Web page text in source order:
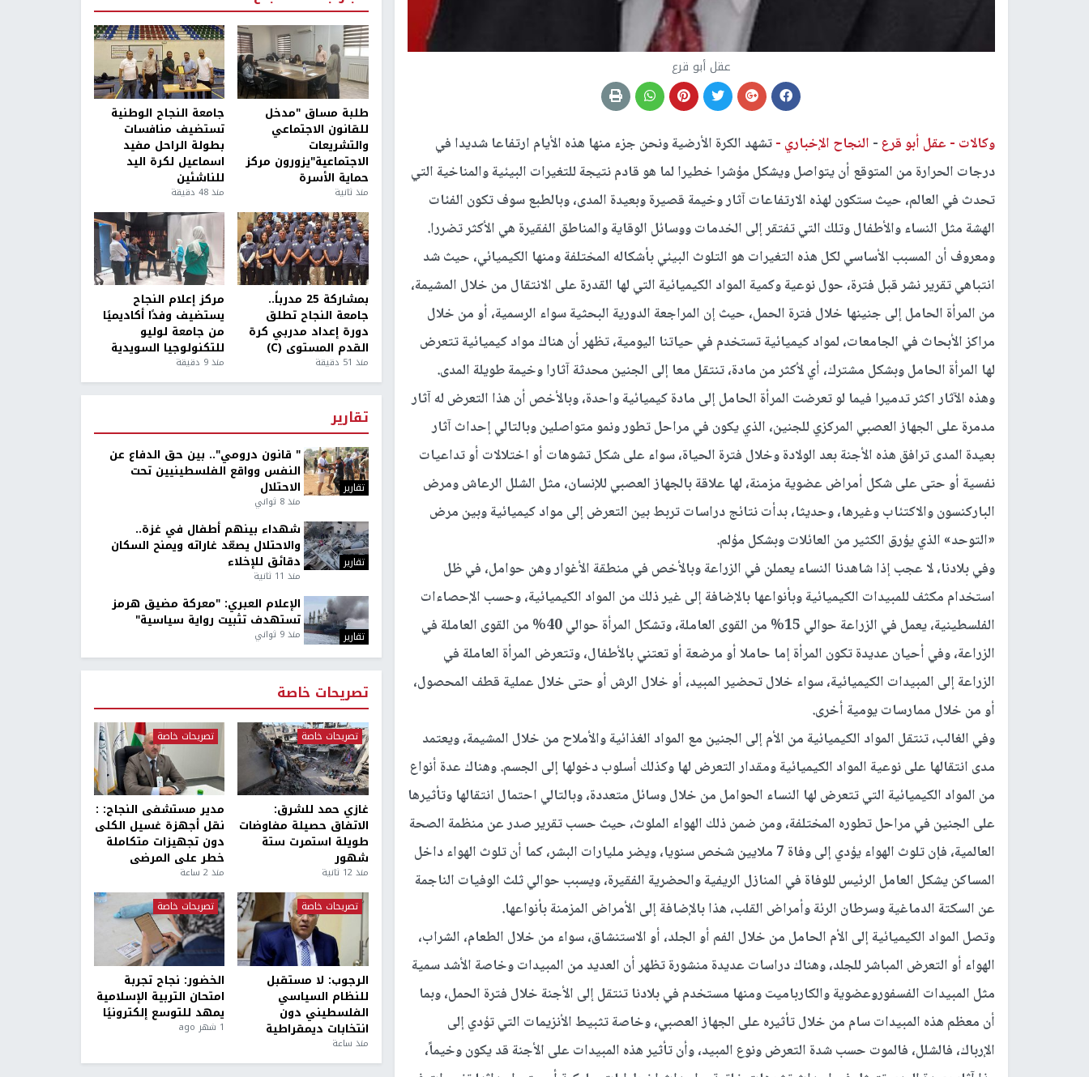
عقل أبو قرع
وكالات - عقل أبو قرع - النجاح الإخباري -تشهد الكرة الأرضية ونحن جزء منها هذه الأيام ارتفاعا شديدا في
درجات الحرارة من المتوقع أن يتواصل ويشكل مؤشرا خطيرا لما هو قادم نتيجة للتغيرات البيئية والمناخية التي
تحدث في العالم، حيث ستكون لهذه الارتفاعات آثار وخيمة قصيرة وبعيدة المدى، وبالطبع سوف تكون الفئات
الهشة مثل النساء والأطفال وتلك التي تفتقر إلى الخدمات ووسائل الوقاية والمناطق الفقيرة هي الأكثر تضررا.
ومعروف أن المسبب الأساسي لكل هذه التغيرات هو التلوث البيئي بأشكاله المختلفة ومنها الكيميائي، حيث شد
انتباهي تقرير نشر قبل فترة، حول نوعية وكمية المواد الكيميائية التي لها القدرة على الانتقال من خلال المشيمة،
من المرأة الحامل إلى جنينها خلال فترة الحمل، حيث إن المراجعة الدورية البحثية سواء الرسمية، أو من خلال
مراكز الأبحاث في الجامعات، لمواد كيميائية تستخدم في حياتنا اليومية، تظهر أن هناك مواد كيميائية تتعرض
لها المرأة الحامل وبشكل مشترك، أي لأكثر من مادة، تنتقل معا إلى الجنين محدثة آثارا وخيمة طويلة المدى.
وهذه الآثار اكثر تدميرا فيما لو تعرضت المرأة الحامل إلى مادة كيميائية واحدة، وبالأخص أن هذا التعرض له آثار
مدمرة على الجهاز العصبي المركزي للجنين، الذي يكون في مراحل تطور ونمو متواصلين وبالتالي إحداث آثار
بعيدة المدى ترافق هذه الأجنة بعد الولادة وخلال فترة الحياة، سواء على شكل تشوهات أو اختلالات أو تداعيات
نفسية أو حتى على شكل أمراض عضوية مزمنة، لها علاقة بالجهاز العصبي للإنسان، مثل الشلل الرعاش ومرض
الباركنسون والاكتئاب وغيرها، وحديثا، بدأت نتائج دراسات تربط بين التعرض إلى مواد كيميائية وبين مرض
«التوحد» الذي يؤرق الكثير من العائلات وبشكل مؤلم.
وفي بلادنا، لا عجب إذا شاهدنا النساء يعملن في الزراعة وبالأخص في منطقة الأغوار وهن حوامل، في ظل
استخدام مكثف للمبيدات الكيميائية وبأنواعها بالإضافة إلى غير ذلك من المواد الكيميائية، وحسب الإحصاءات
الفلسطينية، يعمل في الزراعة حوالي 15% من القوى العاملة، وتشكل المرأة حوالي 40% من القوى العاملة في
الزراعة، وفي أحيان عديدة تكون المرأة إما حاملا أو مرضعة أو تعتني بالأطفال، وتتعرض المرأة العاملة في
الزراعة إلى المبيدات الكيميائية، سواء خلال تحضير المبيد، أو خلال الرش أو حتى خلال عملية قطف المحصول،
أو من خلال ممارسات يومية أخرى.
وفي الغالب، تنتقل المواد الكيميائية من الأم إلى الجنين مع المواد الغذائية والأملاح من خلال المشيمة، ويعتمد
مدى انتقالها على نوعية المواد الكيميائية ومقدار التعرض لها وكذلك أسلوب دخولها إلى الجسم. وهناك عدة أنواع
من المواد الكيميائية التي تتعرض لها النساء الحوامل من خلال وسائل متعددة، وبالتالي احتمال انتقالها وتأثيرها
على الجنين في مراحل تطوره المختلفة، ومن ضمن ذلك الهواء الملوث، حيث حسب تقرير صدر عن منظمة الصحة
العالمية، فإن تلوث الهواء يؤدي إلى وفاة 7 ملايين شخص سنويا، ويضر مليارات البشر، كما أن تلوث الهواء داخل
المساكن يشكل العامل الرئيس للوفاة في المنازل الريفية والحضرية الفقيرة، ويسبب حوالي ثلث الوفيات الناجمة
عن السكتة الدماغية وسرطان الرئة وأمراض القلب، هذا بالإضافة إلى الأمراض المزمنة بأنواعها.
وتصل المواد الكيميائية إلى الأم الحامل من خلال الفم أو الجلد، أو الاستنشاق، سواء من خلال الطعام، الشراب،
الهواء أو التعرض المباشر للجلد، وهناك دراسات عديدة منشورة تظهر أن العديد من المبيدات وخاصة الأشد سمية
مثل المبيدات الفسفوروعضوية والكارباميت ومنها مستخدم في بلادنا تنتقل إلى الأجنة خلال فترة الحمل، وبما
أن معظم هذه المبيدات سام من خلال تأثيره على الجهاز العصبي، وخاصة تثبيط الأنزيمات التي تؤدي إلى
الإرباك، فالشلل، فالموت حسب شدة التعرض ونوع المبيد، وأن تأثير هذه المبيدات على الأجنة قد يكون وخيماً،
طلبة مساق "مدخل
للقانون الاجتماعي
والتشريعات
الاجتماعية"يزورون مركز
حماية الأسرة
منذ ثانية
جامعة النجاح الوطنية
تستضيف منافسات
بطولة الراحل مفيد
اسماعيل لكرة اليد
للناشئين
منذ 48 دقيقة
بمشاركة 25 مدرباً..
جامعة النجاح تطلق
دورة إعداد مدربي كرة
القدم المستوى (C)
منذ 51 دقيقة
مركز إعلام النجاح
يستضيف وفدًا أكاديميًا
من جامعة لوليو
للتكنولوجيا السويدية
منذ 9 دقيقة
تقارير
تقارير
" قانون درومي".. بين حق الدفاع عن
النفس وواقع الفلسطينيين تحت
الاحتلال
منذ 8 ثواني
تقارير
شهداء بينهم أطفال في غزة..
والاحتلال يصعّد غاراته ويمنح السكان
دقائق للإخلاء
منذ 11 ثانية
تقارير
الإعلام العبري: "معركة مضيق هرمز
تستهدف تثبيت رواية سياسية"
منذ 9 ثواني
تصريحات خاصة
تصريحات خاصة
غازي حمد للشرق:
الاتفاق حصيلة مفاوضات
طويلة استمرت ستة
شهور
منذ 12 ثانية
تصريحات خاصة
مدير مستشفى النجاح: :
نقل أجهزة غسيل الكلى
دون تجهيزات متكاملة
خطر على المرضى
منذ 2 ساعة
تصريحات خاصة
الرجوب: لا مستقبل
للنظام السياسي
الفلسطيني دون
انتخابات ديمقراطية
منذ ساعة
تصريحات خاصة
الخضور: نجاح تجربة
امتحان التربية الإسلامية
يمهد للتوسع إلكترونيًا
1 شهر ago